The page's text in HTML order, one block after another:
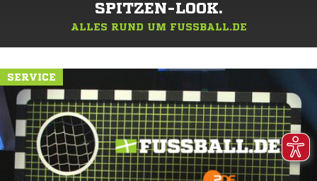
SPITZEN-LOOK.
ALLES RUND UM FUSSBALL.DE
SERVICE